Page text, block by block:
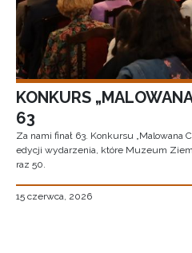
KONKURS
63
Za nami finał 63. Konkursu „Malowana
edycji wydarzenia, które Muzeum
raz 50.
15 czerwca, 2026